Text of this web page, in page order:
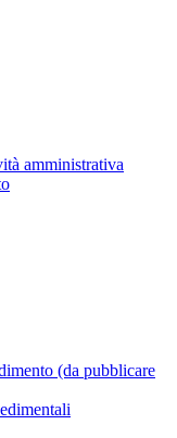
amministrativa
(da pubblicare